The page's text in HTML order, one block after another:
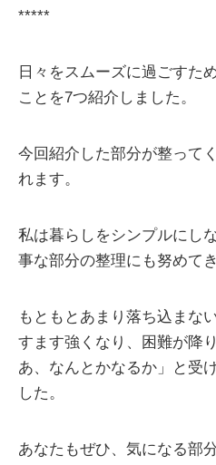
*****
日々をスムーズに過ごすた
ことを7つ紹介しました。
今回紹介した部分が整って
れます。
私は暮らしをシンプルにし
事な部分の整理にも努めて
もともとあまり落ち込まな
すます強くなり、困難が降
あ、なんとかなるか」と受
した。
あなたもぜひ、気になる部